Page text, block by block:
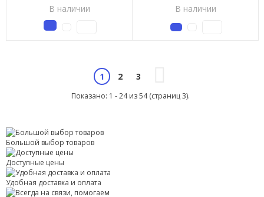
В наличии В наличии
1 2 3
Показано: 1 - 24 из 54 (страниц 3).
Большой выбор товаров
Доступные цены
Удобная доставка и оплата